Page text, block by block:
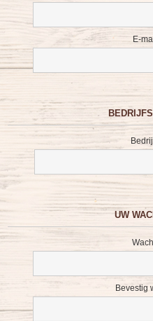
E-
UW
Bevestig